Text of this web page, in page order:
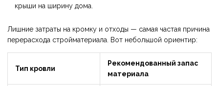
крыши на ширину дома.
Лишние затраты на кромку и отходы — самая частая причина
перерасхода стройматериала. Вот небольшой ориентир:
Тип кровли
Рекомендованный запас
материала